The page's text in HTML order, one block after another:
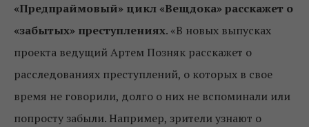
«Предпраймовый» цикл «Вещдока» расскажет о
«забытых» преступлениях. «В новых выпусках
проекта ведущий Артем Позняк расскажет о
расследованиях преступлений, о которых в свое
время не говорили, долго о них не вспоминали или
попросту забыли. Например, зрители узнают о